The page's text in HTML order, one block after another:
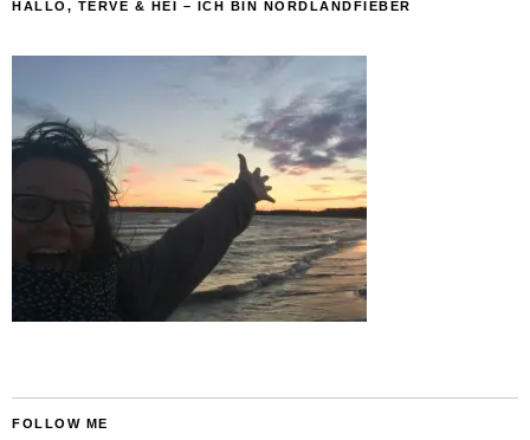
HALLO, TERVE & HEI – ICH BIN NORDLANDFIEBER
FOLLOW ME